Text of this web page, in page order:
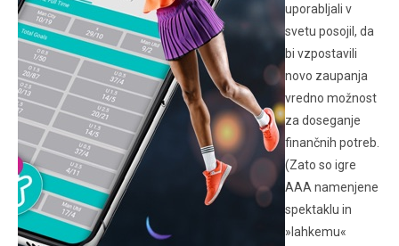
uporabljali v
svetu posojil, da
bi vzpostavili
novo zaupanja
vredno možnost
za doseganje
finančnih potreb.
(Zato so igre
AAA namenjene
spektaklu in
»lahkemu«